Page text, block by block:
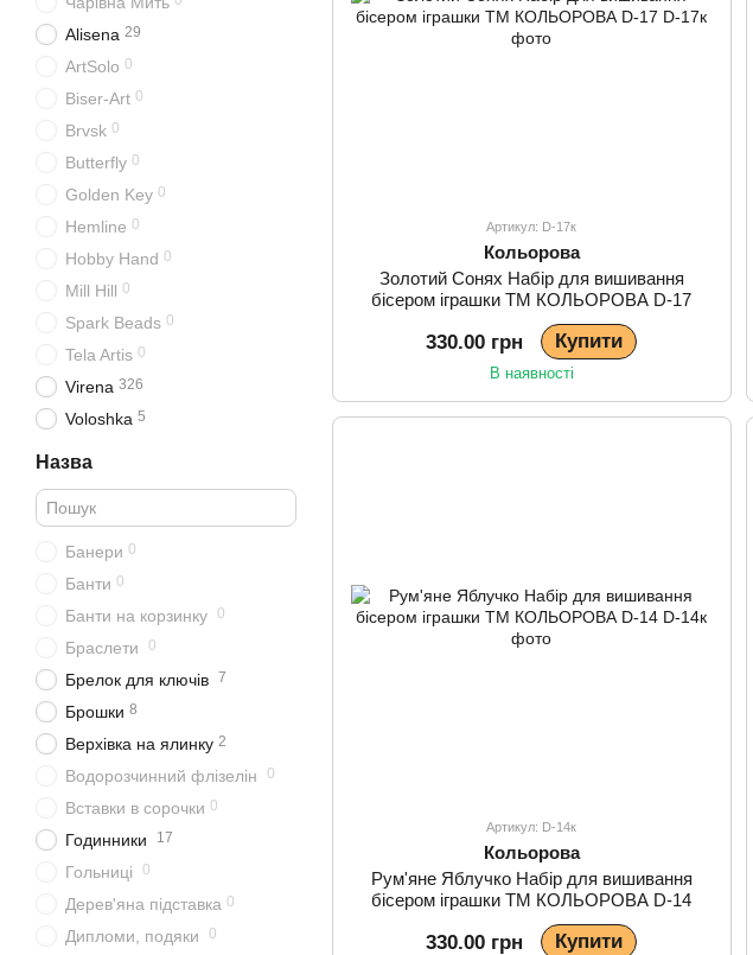
Артикул: D-17к
Кольорова
Золотий Сонях Набір для вишивання
бісером іграшки ТМ КОЛЬОРОВА D-17
330.00 грн Купити
В наявності
Артикул: D-14к
Кольорова
Рум'яне Яблучко Набір для вишивання
бісером іграшки ТМ КОЛЬОРОВА D-14
330.00 грн Купити
Alisena 29
ArtSolo 0
Biser-Art 0
Brvsk 0
Butterfly 0
Golden Key 0
Hemline 0
Hobby Hand 0
Mill Hill 0
Spark Beads 0
Tela Artis 0
Virena 326
Voloshka 5
Назва
Банери 0
Банти 0
Банти на корзинку 0
Браслети 0
Брелок для ключів 7
Брошки 8
Верхівка на ялинку 2
Водорозчинний флізелін 0
Вставки в сорочки 0
Годинники 17
Гольниці 0
Дерев'яна підставка 0
Дипломи, подяки 0